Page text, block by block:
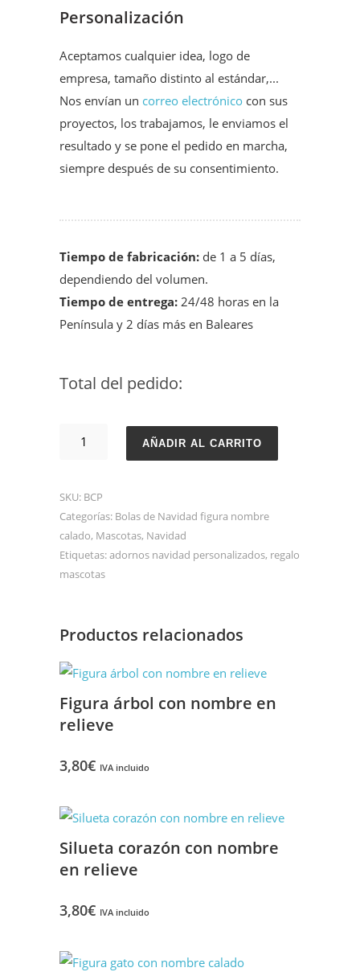
Personalización
Aceptamos cualquier idea, logo de
empresa, tamaño distinto al estándar,...
Nos envían un correo electrónico con sus
proyectos, los trabajamos, le enviamos el
resultado y se pone el pedido en marcha,
siempre después de su consentimiento.
Tiempo de fabricación: de 1 a 5 días,
dependiendo del volumen.
Tiempo de entrega: 24/48 horas en la
Península y 2 días más en Baleares
Total del pedido:
Figura
nombre
calado
AÑADIR AL CARRITO
SKU: BCP
Categorías: Bolas de Navidad figura nombre
calado, Mascotas, Navidad
Etiquetas:adornos navidad personalizados, regalo
mascotas
Productos relacionados
Figura árbol con nombre en
relieve
3,80€ IVA incluido
Silueta corazón con nombre
en relieve
3,80€ IVA incluido